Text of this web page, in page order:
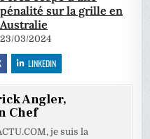
pénalité sur la grille en
Australie
23/03/2024
LINKEDIN
Angler,
Chef
je suis la